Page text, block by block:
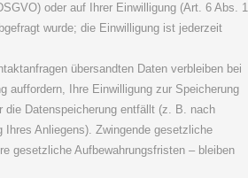
oder auf Ihrer Einwilligung (Art. 6 Abs. 1
wurde; die Einwilligung ist jederzeit
übersandten Daten verbleiben bei
auffordern, Ihre Einwilligung zur Speicherung
die Datenspeicherung entfällt (z. B. nach
Ihres Anliegens). Zwingende gesetzliche
gesetzliche Aufbewahrungsfristen – bleiben